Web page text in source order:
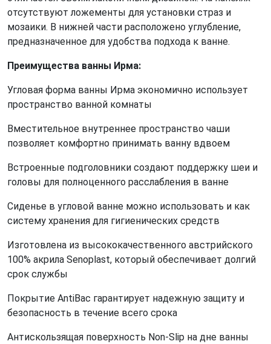
отсутствуют ложементы для установки страз и
мозаики. В нижней части расположено углубление,
предназначенное для удобства подхода к ванне.
Преимущества ванны Ирма:
Угловая форма ванны Ирма экономично использует
пространство ванной комнаты
Вместительное внутреннее пространство чаши
позволяет комфортно принимать ванну вдвоем
Встроенные подголовники создают поддержку шеи и
головы для полноценного расслабления в ванне
Сиденье в угловой ванне можно использовать и как
систему хранения для гигиенических средств
Изготовлена из высококачественного австрийского
100% акрила Senoplast, который обеспечивает долгий
срок службы
Покрытие AntiBac гарантирует надежную защиту и
безопасность в течение всего срока
Антискользящая поверхность Non-Slip на дне ванны